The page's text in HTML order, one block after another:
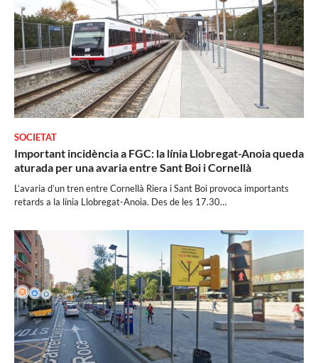
SOCIETAT
Important incidència a FGC: la línia Llobregat-Anoia queda
aturada per una avaria entre Sant Boi i Cornellà
L’avaria d’un tren entre Cornellà Riera i Sant Boi provoca importants
retards a la línia Llobregat-Anoia. Des de les 17.30…